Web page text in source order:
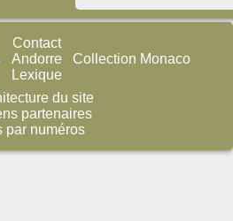
Contact
Andorre
Lexique
Collection Monaco
du site
partenaires
par numéros